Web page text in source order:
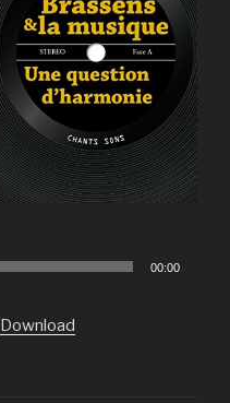
00:00
Download